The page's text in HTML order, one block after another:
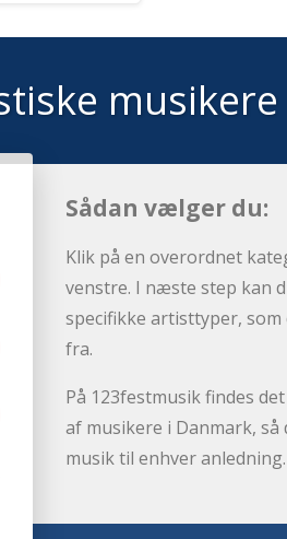
Sådan vælger du:
Klik på en overordnet
venstre. I næste step kan
specifikke artisttyper,
fra.
På 123festmusik findes
af musikere i Danmark, så
musik til enhver anledning.